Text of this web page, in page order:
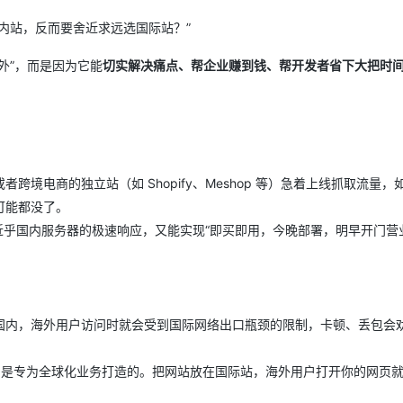
站，反而要舍近求远选国际站？”
”，而是因为它能切实解决痛点、帮企业赚到钱、帮开发者省下大把时
跨境电商的独立站（如 Shopify、Meshop 等）急着上线抓取流量，
都没了。
国内服务器的极速响应，又能实现“即买即用，今晚部署，明早开门营
，海外用户访问时就会受到国际网络出口瓶颈的限制，卡顿、丢包会
专为全球化业务打造的。把网站放在国际站，海外用户打开你的网页